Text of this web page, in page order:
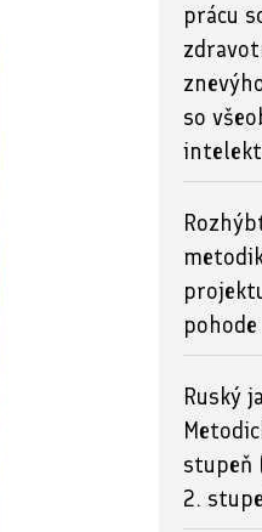
prácu
so
pohode
Ruský
stupeň
2.